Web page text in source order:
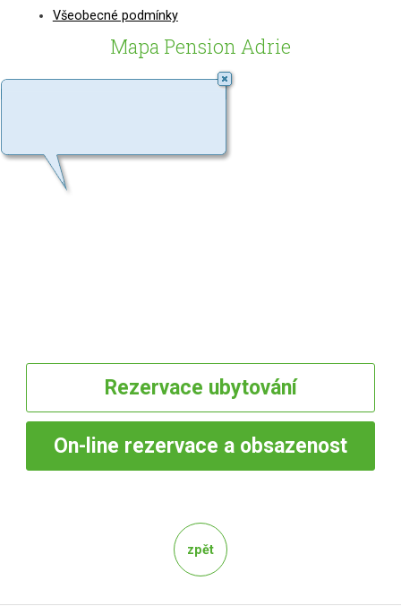
Všeobecné podmínky
Mapa Pension Adrie
Rezervace ubytování
On-line rezervace a obsazenost
zpět